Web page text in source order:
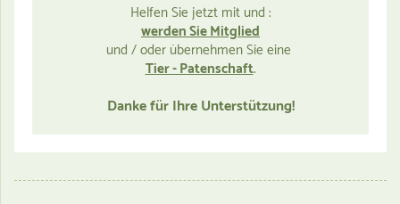
Helfen Sie jetzt mit und :
werden Sie Mitglied
und / oder übernehmen Sie eine
Tier - Patenschaft.
Danke für Ihre Unterstützung!